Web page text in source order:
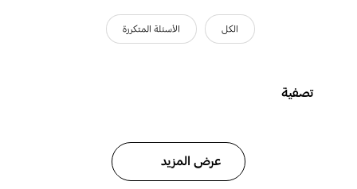
الكل الأسئلة المتكررة
تصفية
عرض المزيد